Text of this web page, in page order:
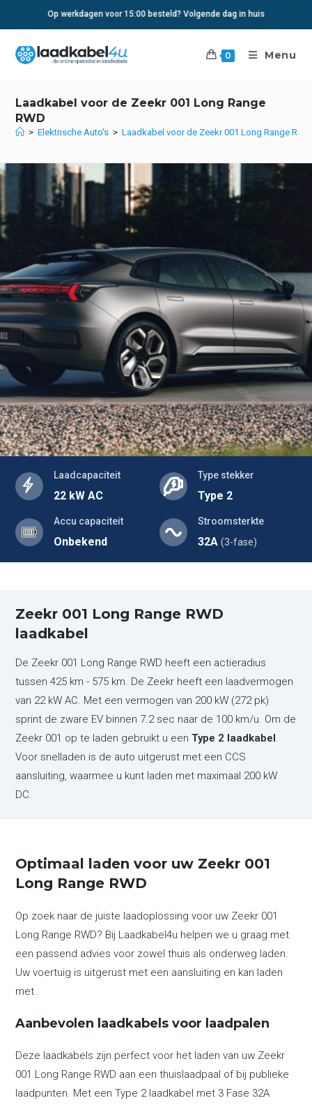
Op werkdagen voor 15:00 besteld? Volgende dag in huis
0 Menu
Laadkabel voor de Zeekr 001 Long Range
RWD
> Elektrische Auto's > Laadkabel voor de Zeekr 001 Long Range RWD
Laadcapaciteit
22 kW AC
Type stekker
Type 2
Accu capaciteit
Onbekend
Stroomsterkte
32A (3-fase)
Zeekr 001 Long Range RWD
laadkabel
De Zeekr 001 Long Range RWD heeft een actieradius
tussen 425 km - 575 km. De Zeekr heeft een laadvermogen
van 22 kW AC. Met een vermogen van 200 kW (272 pk)
sprint de zware EV binnen 7.2 sec naar de 100 km/u. Om de
Zeekr 001 op te laden gebruikt u eenType 2 laadkabel.
Voor snelladen is de auto uitgerust met een CCS
aansluiting, waarmee u kunt laden met maximaal 200 kW
DC.
Optimaal laden voor uw Zeekr 001
Long Range RWD
Op zoek naar de juiste laadoplossing voor uw Zeekr 001
Long Range RWD? Bij Laadkabel4u helpen we u graag met
een passend advies voor zowel thuis als onderweg laden.
Uw voertuig is uitgerust met een aansluiting en kan laden
met .
Aanbevolen laadkabels voor laadpalen
Deze laadkabels zijn perfect voor het laden van uw Zeekr
001 Long Range RWD aan een thuislaadpaal of bij publieke
laadpunten. Met een Type 2 laadkabel met 3 Fase 32A